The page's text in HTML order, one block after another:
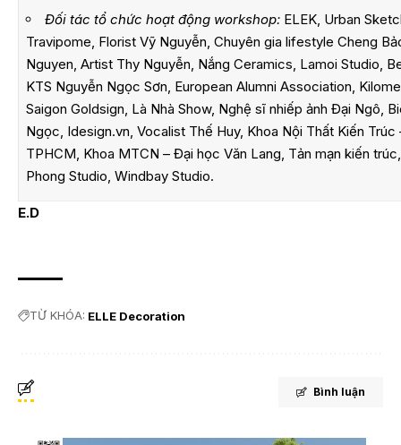
Đối tác tổ chức hoạt động workshop:ELEK, Urban
Travipome, Florist Vỹ Nguyễn, Chuyên gia lifestyle Cheng
Nguyen, Artist Thy Nguyễn, Nắng Ceramics, Lamoi Studio,
KTS Nguyễn Ngọc Sơn, European Alumni Association,
Saigon Goldsign, Là Nhà Show, Nghệ sĩ nhiếp ảnh Đại Ngô,
Ngọc, Idesign.vn, Vocalist Thế Huy, Khoa Nội Thất Kiến
TPHCM, Khoa MTCN – Đại học Văn Lang, Tản mạn kiến
Phong Studio, Windbay Studio.
E.D
TỪ KHÓA: ELLE Decoration
Bình luận